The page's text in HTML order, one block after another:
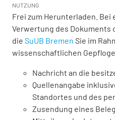
NUTZUNG
Frei zum Herunterladen.
Verwertung des Dokuments
die SuUB Bremen Sie im
wissenschaftlichen
Nachricht an die
Quellenangabe
Standortes und des
Zusendung eines